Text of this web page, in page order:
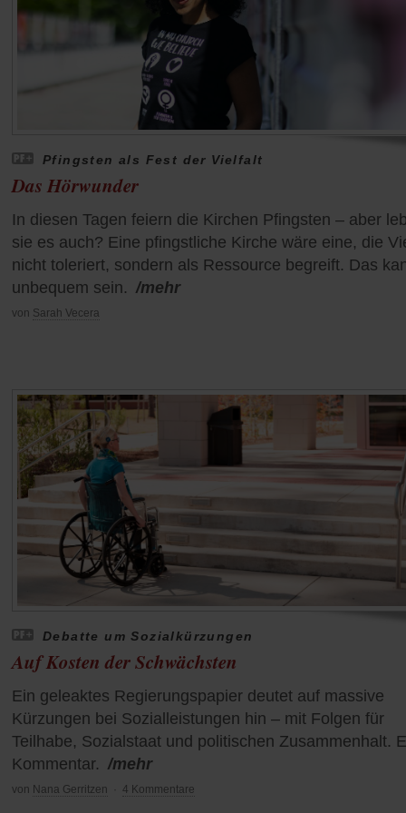
Pfingsten als Fest der Vielfalt
Das Hörwunder
In diesen Tagen feiern die Kirchen Pfingsten – aber
sie es auch? Eine pfingstliche Kirche wäre eine, die
nicht toleriert, sondern als Ressource begreift. Das
unbequem sein. /mehr
von Sarah Vecera
Debatte um Sozialkürzungen
Auf Kosten der Schwächsten
Ein geleaktes Regierungspapier deutet auf massive
Kürzungen bei Sozialleistungen hin – mit Folgen für
Teilhabe, Sozialstaat und politischen Zusammenhalt.
Kommentar. /mehr
von Nana Gerritzen 4 Kommentare